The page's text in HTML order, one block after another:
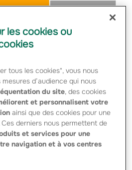
prix du meilleur
précurseur dans la
santé mobile pour
Gan Eurocourtage fait
services en ligne pour
collectives exigeant
les cookies ou
tous les cookies", vous nous
d’audience qui nous
du site, des cookies
et personnalisent votre
ainsi que des cookies pour une
derniers nous permettent de
et services pour une
navigation et à vos centres